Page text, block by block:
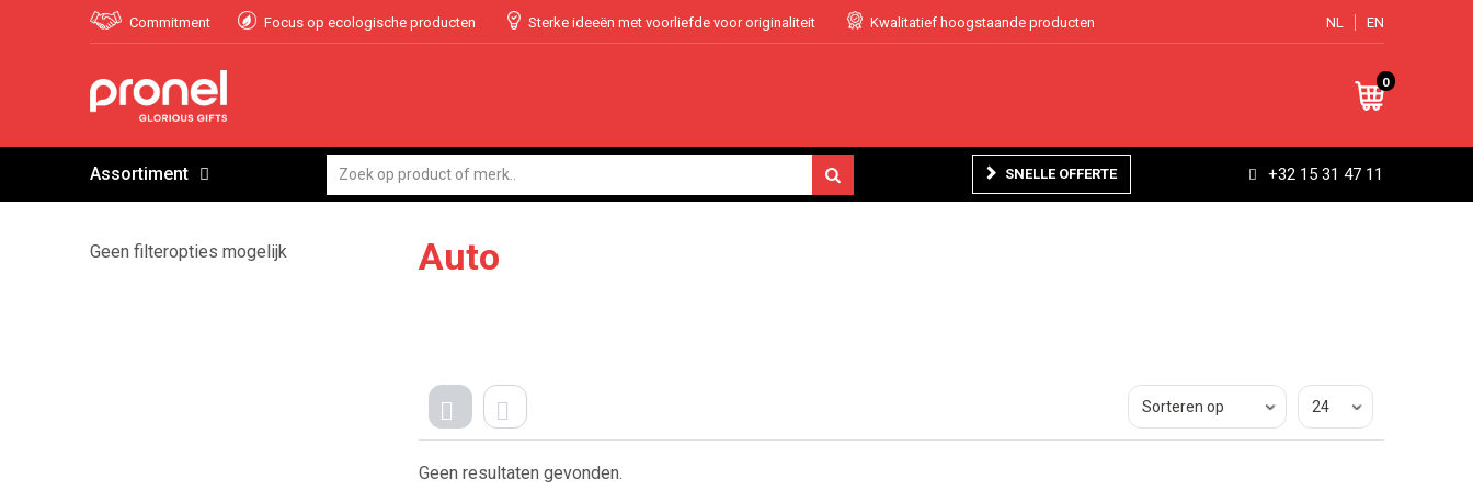
Commitment Focus op ecologische producten Sterke ideeën met voorliefde voor originaliteit Kwalitatief hoogstaande producten NL EN
0
Assortiment SNELLE OFFERTE +32 15 31 47 11
Geen filteropties mogelijk Auto
TEGELSLIJST
Geen resultaten gevonden.